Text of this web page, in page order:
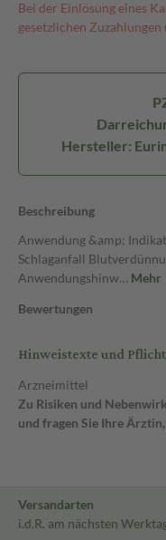
Bei der Einlösung eines
gesetzlichen
Hersteller:
Beschreibung
Anwendung &amp;
Schlaganfall
Anwendungshinw… Mehr
Bewertungen
Hinweistexte und
Arzneimittel
Zu Risiken und
und fragen Sie Ihre
Versandarten
i.d.R. am nächsten